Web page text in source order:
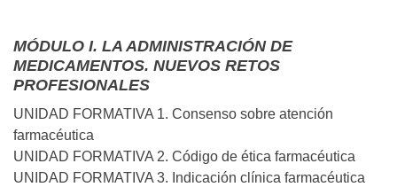
MÓDULO I. LA ADMINISTRACIÓN DE
MEDICAMENTOS. NUEVOS RETOS
PROFESIONALES
UNIDAD FORMATIVA 1. Consenso sobre atención
farmacéutica
UNIDAD FORMATIVA 2. Código de ética farmacéutica
UNIDAD FORMATIVA 3. Indicación clínica farmacéutica